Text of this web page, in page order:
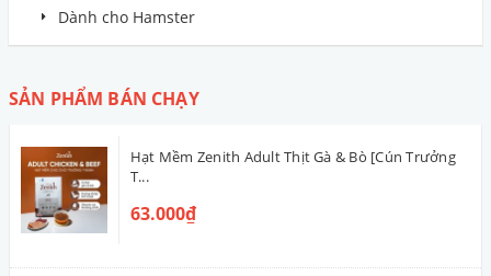
Dành cho Hamster
SẢN PHẨM BÁN CHẠY
Hạt Mềm Zenith Adult Thịt Gà & Bò [Cún Trưởng
T...
63.000₫